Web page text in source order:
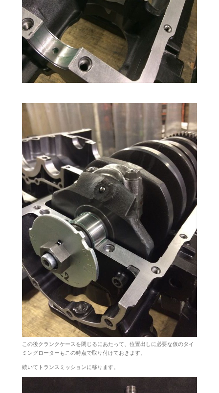
この後クランクケースを閉じるにあたって、位置出しに必要な仮のタイ
ミングローターもこの時点で取り付けておきます。
続いてトランスミッションに移ります。